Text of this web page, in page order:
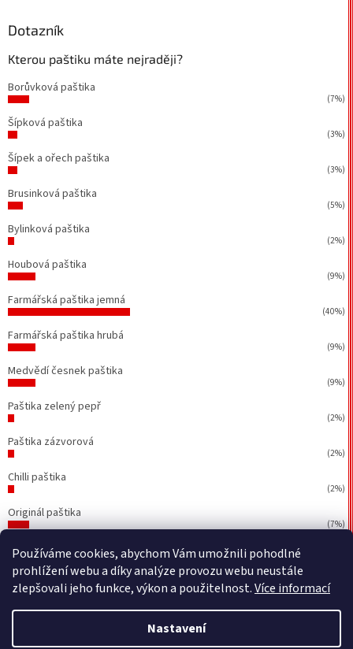
Používáme cookies, abychom Vám umožnili pohodlné
prohlížení webu a díky analýze provozu webu neustále
zlepšovali jeho funkce, výkon a použitelnost.Více informací
Nastavení
Dotazník
Kterou paštiku máte nejraději?
Borůvková paštika
(7%)
Šípková paštika
(3%)
Šípek a ořech paštika
(3%)
Brusinková paštika
(5%)
Bylinková paštika
(2%)
Houbová paštika
(9%)
Farmářská paštika jemná
(40%)
Farmářská paštika hrubá
(9%)
Medvědí česnek paštika
(9%)
Paštika zelený pepř
(2%)
Paštika zázvorová
(2%)
Chilli paštika
(2%)
Originál paštika
(7%)
Počet hlasů:43